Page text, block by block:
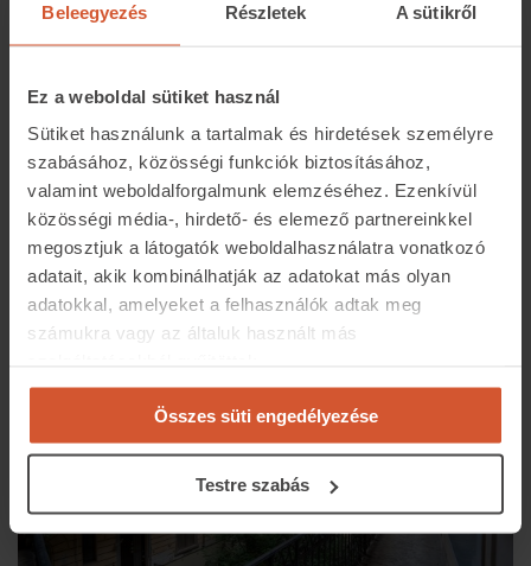
Beleegyezés Részletek A sütikről
Ez a weboldal sütiket használ
Sütiket használunk a tartalmak és hirdetések személyre
szabásához, közösségi funkciók biztosításához,
valamint weboldalforgalmunk elemzéséhez. Ezenkívül
közösségi média-, hirdető- és elemező partnereinkkel
megosztjuk a látogatók weboldalhasználatra vonatkozó
adatait, akik kombinálhatják az adatokat más olyan
adatokkal, amelyeket a felhasználók adtak meg
számukra vagy az általuk használt más
Összes süti engedélyezése
Testre szabás
Júliusban is milliók keresték az otthonukat az
ingatlan.com-on
2026.08.07 3 p